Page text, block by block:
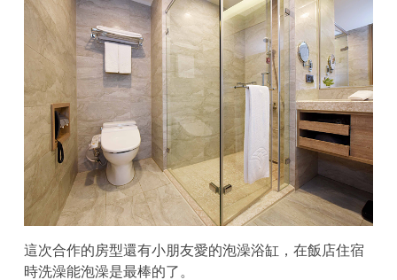
這次合作的房型還有小朋友愛的泡澡浴缸，在飯店住宿
時洗澡能泡澡是最棒的了。